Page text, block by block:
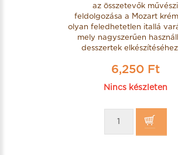
az összetevők művészi
feldolgozása a Mozart
olyan feledhetetlen itallá
mely nagyszerűen
desszertek elkészítéséhez
6,250 Ft
Nincs készleten